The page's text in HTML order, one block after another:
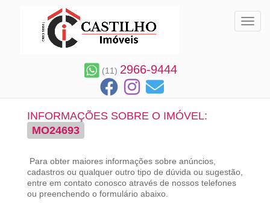
(11) 2966-9444
INFORMAÇÕES SOBRE O IMÓVEL:
MO24693
Para obter maiores informações sobre anúncios,
cadastros ou qualquer outro tipo de dúvida ou sugestão,
entre em contato conosco através de nossos telefones
ou preenchendo o formulário abaixo.